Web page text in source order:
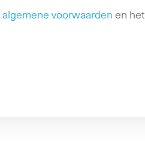
algemene voorwaarden en het